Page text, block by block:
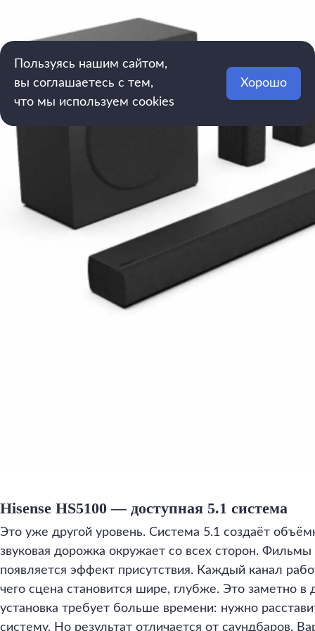
Hisense HS5100 — доступная 5.1 система
Это уже другой уровень. Система 5.1 создаёт
звуковая дорожка окружает со всех сторон.
появляется эффект присутствия. Каждый канал
чего сцена становится шире, глубже. Это заметно
установка требует больше времени: нужно
систему. Но результат отличается от саундбаров.
Пользуясь нашим сайтом,
вы соглашаетесь с тем,
что мы используем cookies
Хорошо